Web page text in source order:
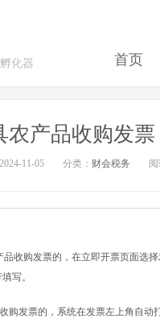
化器
首页
农产品收购发
2024-11-05 分类： 财会税务
购发票的，在立即开票页面选择
写。
发票的，系统在发票左上角自动